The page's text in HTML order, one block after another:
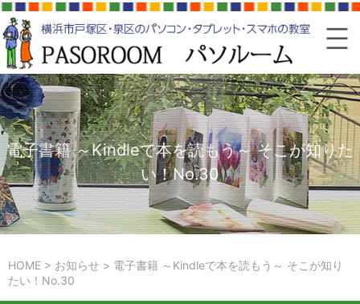
電子書籍 ～Kindleで本を読もう～ そこが知りた
い！No.30
HOME > お知らせ > 電子書籍 ～Kindleで本を読もう～ そこが知り
たい！No.30